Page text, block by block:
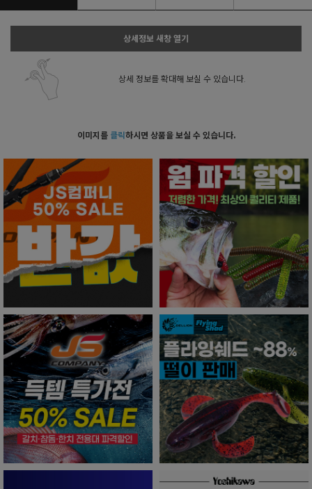
상세정보 새창 열기
상세 정보를 확대해 보실 수 있습니다.
이미지를 클릭하시면 상품을 보실 수 있습니다.